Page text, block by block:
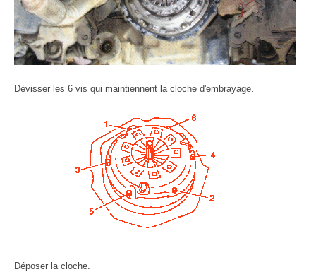
Dévisser les 6 vis qui maintiennent la cloche d'embrayage.
Déposer la cloche.